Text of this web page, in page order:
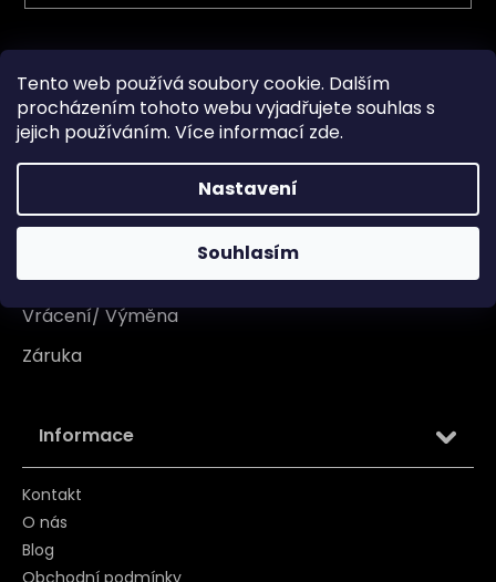
Tento web používá soubory cookie. Dalším
procházením tohoto webu vyjadřujete souhlas s
jejich používáním. Více informací zde.
Nastavení
Souhlasím
Vše o nákupu
Doprava
Garance originality
Tabulka velikosti
Vrácení/ Výměna
Záruka
Informace
Kontakt
O nás
Blog
Obchodní podmínky